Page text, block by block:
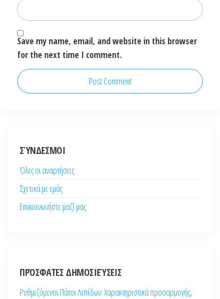
Save my name, email, and website in this browser
for the next time I comment.
ΣΎΝΔΕΣΜΟΙ
Όλες οι αναρτήσεις
Σχετικά με εμάς
Επικοινωνήστε μαζί μας
ΠΡΌΣΦΑΤΕΣ ΔΗΜΟΣΙΕΎΣΕΙΣ
Ρυθμιζόμενοι Πάτοι Λεπίδων: Χαρακτηριστικά προσαρμογής,